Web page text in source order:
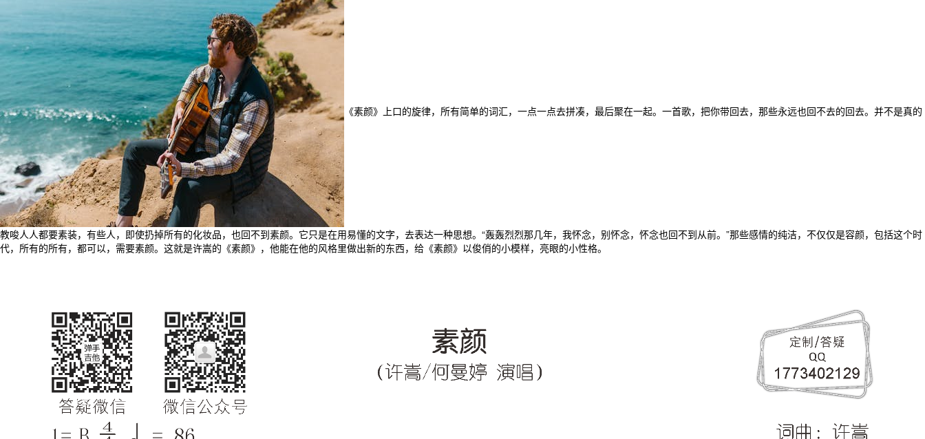
《素颜》上口的旋律，所有简单的词汇，一点一点去拼凑，最后聚在一起。一首歌，把你带回去，那些永远也回不去的回去。并不是真的
教唆人人都要素装，有些人，即使扔掉所有的化妆品，也回不到素颜。它只是在用易懂的文字，去表达一种思想。“轰轰烈烈那几年，我怀念，别怀念，怀念也回不到从前。”那些感情的纯洁，不仅仅是容颜，包括这个时
代，所有的所有，都可以，需要素颜。这就是许嵩的《素颜》，他能在他的风格里做出新的东西，给《素颜》以俊俏的小模样，亮眼的小性格。